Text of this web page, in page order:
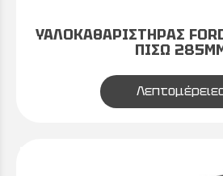
ΥΑΛΟΚΑΘΑΡΙΣΤΗΡΑΣ
ΠΙΣΩ